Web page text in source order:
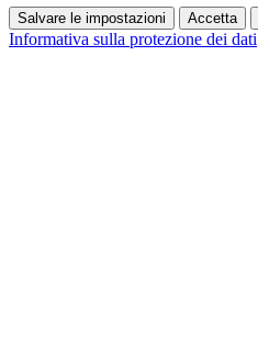
Salvare le impostazioni Accetta
Informativa sulla protezione dei dati